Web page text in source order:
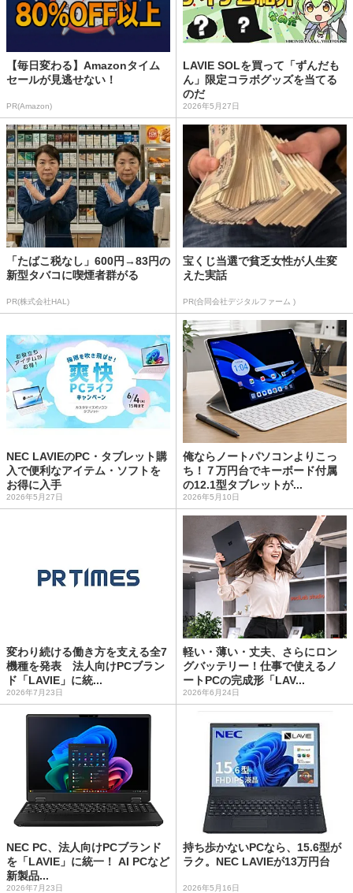
【毎日変わる】Amazonタイム
セールが見逃せない！
PR(Amazon)
LAVIE SOLを買って「ずんだも
ん」限定コラボグッズを当てる
のだ
2026年5月27日
「たばこ税なし」600円→83円の
新型タバコに喫煙者群がる
PR(株式会社HAL)
宝くじ当選で貧乏女性が人生変
えた実話
PR(合同会社デジタルファーム )
NEC LAVIEのPC・タブレット購
入で便利なアイテム・ソフトを
お得に入手
2026年5月27日
俺ならノートパソコンよりこっ
ち！７万円台でキーボード付属
の12.1型タブレットが...
2026年5月10日
変わり続ける働き方を支える全7
機種を発表 法人向けPCブラン
ド「LAVIE」に統...
2026年7月23日
軽い・薄い・丈夫、さらにロン
グバッテリー！仕事で使えるノ
ートPCの完成形「LAV...
2026年6月24日
NEC PC、法人向けPCブランド
を「LAVIE」に統一！ AI PCなど
新製品...
2026年7月23日
持ち歩かないPCなら、15.6型が
ラク。NEC LAVIEが13万円台
2026年5月16日